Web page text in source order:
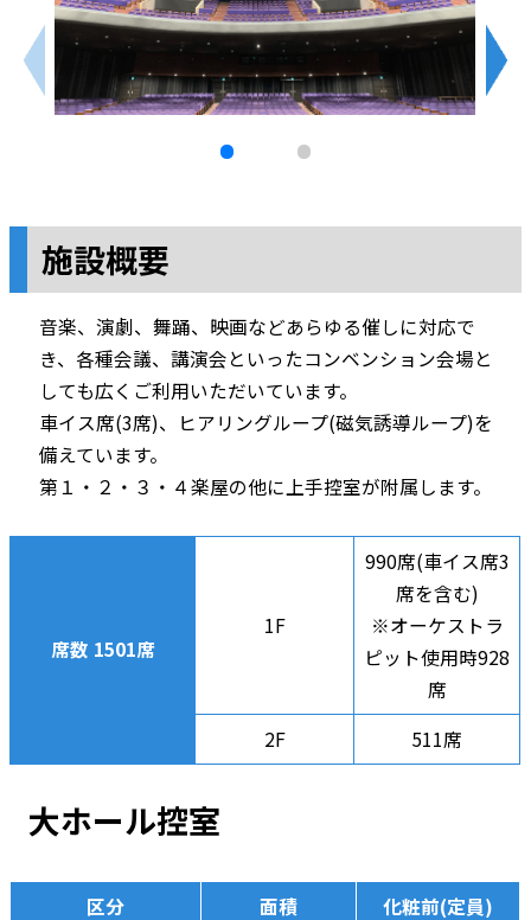
施設概要
音楽、演劇、舞踊、映画などあらゆる催しに対応で
き、各種会議、講演会といったコンベンション会場と
しても広くご利用いただいています。
車イス席(3席)、ヒアリングループ(磁気誘導ループ)を
備えています。
第１・２・３・４楽屋の他に上手控室が附属します。
席数 1501席
1F
990席(車イス席3
席を含む)
※オーケストラ
ピット使用時928
席
2F
511席
大ホール控室
区分 面積
化粧前(定員)